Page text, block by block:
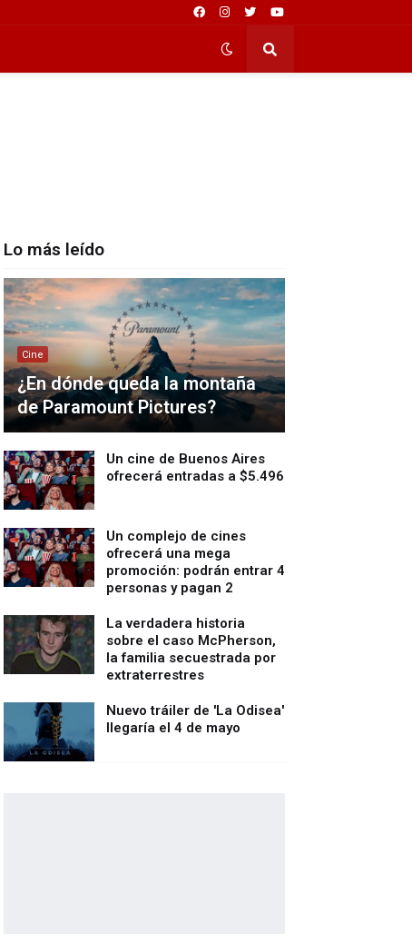
Lo más leído
Cine
¿En dónde queda la montaña
de Paramount Pictures?
Un cine de Buenos Aires
ofrecerá entradas a $5.496
Un complejo de cines
ofrecerá una mega
promoción: podrán entrar 4
personas y pagan 2
La verdadera historia
sobre el caso McPherson,
la familia secuestrada por
extraterrestres
Nuevo tráiler de 'La Odisea'
llegaría el 4 de mayo